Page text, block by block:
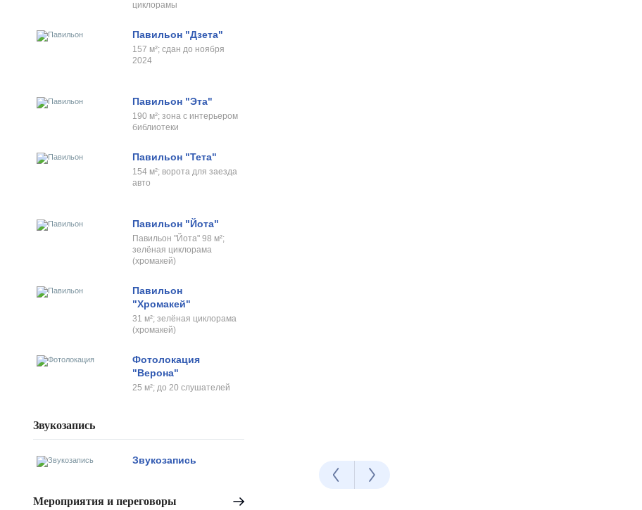
циклорамы
Павильон "Дзета"
157 м²; сдан до ноября
2024
Павильон "Эта"
190 м²; зона с интерьером
библиотеки
Павильон "Тета"
154 м²; ворота для заезда
авто
Павильон "Йота"
Павильон "Йота" 98 м²;
зелёная циклорама
(хромакей)
Павильон
"Хромакей"
31 м²; зелёная циклорама
(хромакей)
Фотолокация
"Верона"
25 м²; до 20 слушателей
Звукозапись
Звукозапись
Мероприятия и переговоры